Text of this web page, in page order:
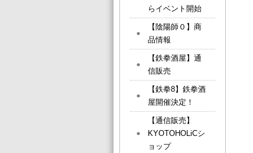
らイベント開始
【陰陽師０】商
品情報
【鉄拳酒屋】通
信販売
【鉄拳8】鉄拳酒
屋開催決定！
【通信販売】
KYOTOHOLiCシ
ョップ